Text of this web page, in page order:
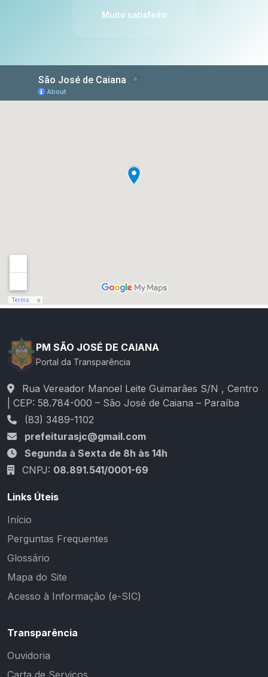
Muito satisfeito
PM SÃO JOSÉ DE CAIANA
Portal da Transparência
Rua Vereador Manoel Leite Guimarães S/N , Centro
| CEP: 58.784-000 – São José de Caiana – Paraíba
(83) 3489-1102
prefeiturasjc@gmail.com
Segunda à Sexta de 8h às 14h
CNPJ: 08.891.541/0001-69
Links Úteis
Início
Perguntas Frequentes
Glossário
Mapa do Site
Acesso à Informação (e-SIC)
Transparência
Ouvidoria